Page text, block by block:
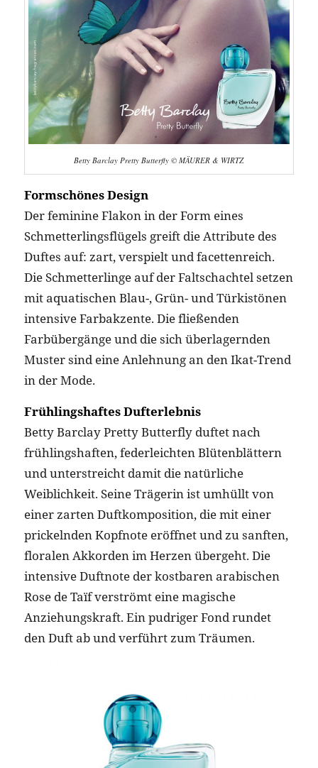
Betty Barclay Pretty Butterfly © MÄURER & WIRTZ
Formschönes Design
Der feminine Flakon in der Form eines
Schmetterlingsflügels greift die Attribute des
Duftes auf: zart, verspielt und facettenreich.
Die Schmetterlinge auf der Faltschachtel setzen
mit aquatischen Blau-, Grün- und Türkistönen
intensive Farbakzente. Die fließenden
Farbübergänge und die sich überlagernden
Muster sind eine Anlehnung an den Ikat-Trend
in der Mode.
Frühlingshaftes Dufterlebnis
Betty Barclay Pretty Butterfly duftet nach
frühlingshaften, federleichten Blütenblättern
und unterstreicht damit die natürliche
Weiblichkeit. Seine Trägerin ist umhüllt von
einer zarten Duftkomposition, die mit einer
prickelnden Kopfnote eröffnet und zu sanften,
floralen Akkorden im Herzen übergeht. Die
intensive Duftnote der kostbaren arabischen
Rose de Taïf verströmt eine magische
Anziehungskraft. Ein pudriger Fond rundet
den Duft ab und verführt zum Träumen.